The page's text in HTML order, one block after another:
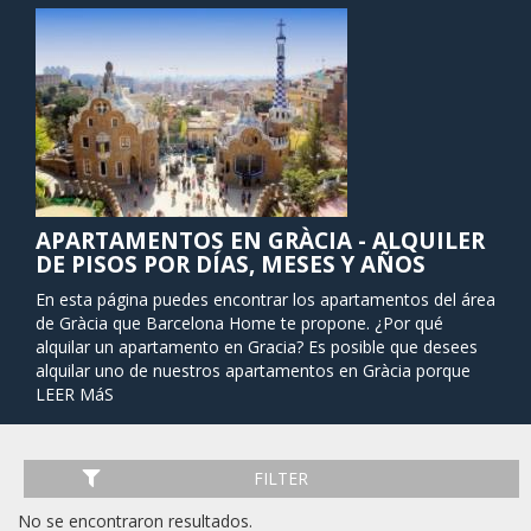
APARTAMENTOS EN GRÀCIA - ALQUILER
DE PISOS POR DÍAS, MESES Y AÑOS
En esta página puedes encontrar los apartamentos del área
de Gràcia que Barcelona Home te propone. ¿Por qué
alquilar un apartamento en Gracia? Es posible que desees
alquilar uno de nuestros apartamentos en Gràcia porque
alberga un número bastante impresionante de edificios y
restaurantes libaneses). La mayoría de las atracciones del
barrio son muy céntricas y de fácil acceso a pie. En Gràcia
puede encontrar algunas de las atracciones turísticas más
LEER MáS
FILTER
No se encontraron resultados.